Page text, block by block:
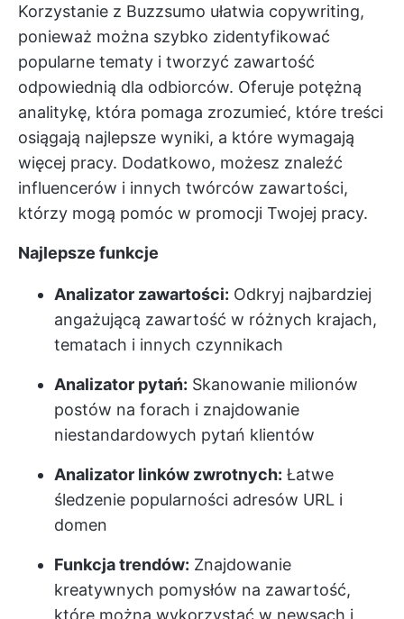
Korzystanie z Buzzsumo ułatwia copywriting,
ponieważ można szybko zidentyfikować
popularne tematy i tworzyć zawartość
odpowiednią dla odbiorców. Oferuje potężną
analitykę, która pomaga zrozumieć, które treści
osiągają najlepsze wyniki, a które wymagają
więcej pracy. Dodatkowo, możesz znaleźć
influencerów i innych twórców zawartości,
którzy mogą pomóc w promocji Twojej pracy.
Najlepsze funkcje
Analizator zawartości: Odkryj najbardziej
angażującą zawartość w różnych krajach,
tematach i innych czynnikach
Analizator pytań: Skanowanie milionów
postów na forach i znajdowanie
niestandardowych pytań klientów
Analizator linków zwrotnych: Łatwe
śledzenie popularności adresów URL i
domen
Funkcja trendów: Znajdowanie
kreatywnych pomysłów na zawartość,
które można wykorzystać w newsach i